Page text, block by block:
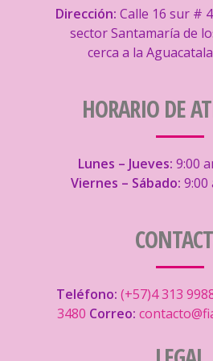
Dirección: Calle 16 sur #
sector Santamaría de
cerca a la
HORARIO DE
Lunes – Jueves: 9:00
Viernes – Sábado: 9:00
Teléfono: (+57)4 313
3480 Correo: